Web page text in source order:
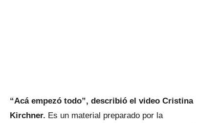
“Acá empezó todo”, describió el video Cristina
Kirchner. Es un material preparado por la